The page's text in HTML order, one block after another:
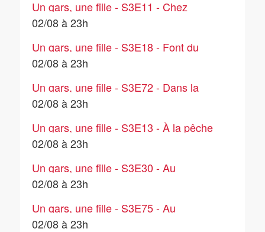
Un gars, une fille - S3E11 - Chez
Isabelle (1)
02/08 à 23h
Un gars, une fille - S3E18 - Font du
jogging (1)
02/08 à 23h
Un gars, une fille - S3E72 - Dans la
cuisine (6)
02/08 à 23h
Un gars, une fille - S3E13 - À la pêche
02/08 à 23h
Un gars, une fille - S3E30 - Au
restaurant (2)
02/08 à 23h
Un gars, une fille - S3E75 - Au
téléphone (6)
02/08 à 23h